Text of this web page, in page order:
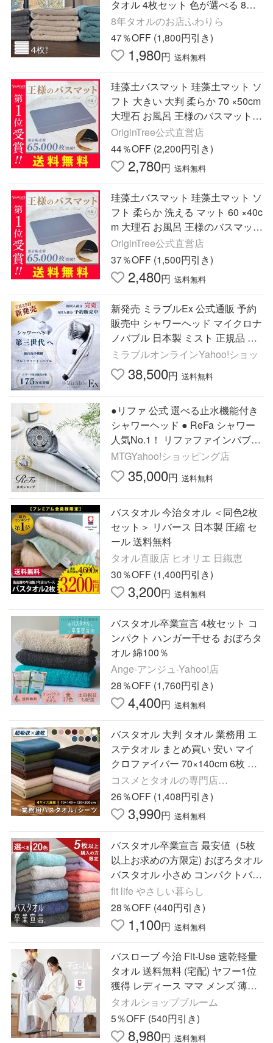
タオル 4枚セット 色が選べる 8年
タオル [M便 1/1]
8年タオルのお店ふわりら
47％OFF (1,800円引き)
1,980円 送料無料
珪藻土バスマット 珪藻土マット ソ
フト 大きい 大判 柔らか 70 ×50cm
大理石 お風呂 王様のバスマット V
er.2.0 10色
OriginTree公式直営店
44％OFF (2,200円引き)
2,780円 送料無料
珪藻土バスマット 珪藻土マット ソ
フト 柔らか 洗える マット 60 ×40c
m 大理石 お風呂 王様のバスマット
Ver.2.0 9色
OriginTree公式直営店
37％OFF (1,500円引き)
2,480円 送料無料
新発売 ミラブルEx 公式通販 予約
販売中 シャワーヘッド マイクロナ
ノバブル 日本製 ミスト 正規品 ナ
ノバブル
ミラブルオンラインYahoo!ショッ
38,500円 送料無料
●リファ 公式 選べる止水機能付き
シャワーヘッド ● ReFa シャワー
人気No.1！ リファファインバブル
U 誕生日 ギフト 新生活 引っ越し
ReFa 節水 FBU FBUS
MTGYahoo!ショッピング店
35,000円 送料無料
バスタオル 今治タオル ＜同色2枚
セット＞ リバース 日本製 圧縮 セ
ール 送料無料
タオル直販店 ヒオリエ 日織恵
30％OFF (1,400円引き)
3,200円 送料無料
バスタオル卒業宣言 4枚セット コ
ンパクト ハンガー干せる おぼろタ
オル 綿100％
Ange-アンジュ-Yahoo!店
28％OFF (1,760円引き)
4,400円 送料無料
バスタオル 大判 タオル 業務用 エ
ステタオル まとめ買い 安い マイ
クロファイバー 70×140cm 6枚 セ
ット サロン 薄手 速乾 吸水
コスメとタオルの専門店
MOREAGE
26％OFF (1,408円引き)
3,990円 送料無料
バスタオル卒業宣言 最安値（5枚
以上お求めの方限定) おぼろタオル
バスタオル 小さめ コンパクトバス
タオル スリム 綿100 日本製 子供
ギフト ポイント利用
fit life やさしい暮らし
28％OFF (440円引き)
1,100円 送料無料
バスローブ 今治 Fit-Use 速乾軽量
タオル 送料無料 (宅配) ヤフー1位
獲得 レディース ママ メンズ 薄手
マタニティ ※ラッピング別売り
タオルショップブルーム
5％OFF (540円引き)
8,980円 送料無料